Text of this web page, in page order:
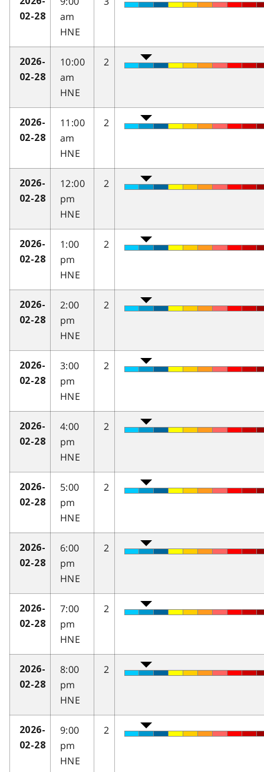
02-28
am
HNE
2026-
02-28
10:00
am
HNE
2
2026-
02-28
11:00
am
HNE
2
2026-
02-28
12:00
pm
HNE
2
2026-
02-28
1:00
pm
HNE
2
2026-
02-28
2:00
pm
HNE
2
2026-
02-28
3:00
pm
HNE
2
2026-
02-28
4:00
pm
HNE
2
2026-
02-28
5:00
pm
HNE
2
2026-
02-28
6:00
pm
HNE
2
2026-
02-28
7:00
pm
HNE
2
2026-
02-28
8:00
pm
HNE
2
2026-
02-28
9:00
pm
HNE
2